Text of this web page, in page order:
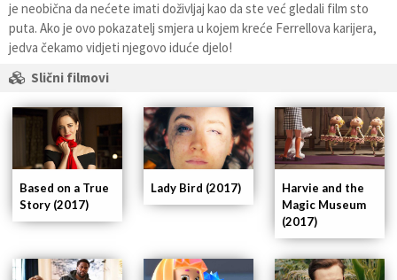
je neobična da nećete imati doživljaj kao da ste već gledali film sto
puta. Ako je ovo pokazatelj smjera u kojem kreće Ferrellova karijera,
jedva čekamo vidjeti njegovo iduće djelo!
Slični filmovi
Harvie and the
Magic Museum
(2017)
Lady Bird (2017)
Based on a True
Story (2017)